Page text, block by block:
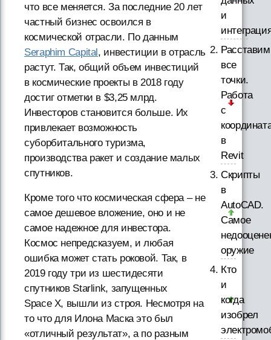
что все меняется. За последние 20 лет
частный бизнес освоился в
космической отрасли. По данным
Seraphim Capital, инвестиции в отрасль
растут. Так, общий объем инвестиций
в космические проекты в 2018 году
достиг отметки в $3,25 млрд.
Инвесторов становится больше. Их
привлекает возможность
суборбитального туризма,
производства ракет и создание малых
спутников.
Кроме того что космическая сфера – не
самое дешевое вложение, оно и не
самое надежное для инвестора.
Космос непредсказуем, и любая
ошибка может стать роковой. Так, в
2019 году три из шестидесяти
спутников Starlink, запущенных
Space X, вышли из строя. Несмотря на
то что для Илона Маска это был
«отличный результат», а по разным
и
Расставим
все
точки.
Работа
с
в
Revit
Скрипты
в
AutoCAD.
Самое
оружие
Кто
и
когда
изобрел